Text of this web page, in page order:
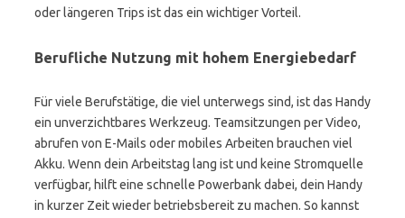
oder längeren Trips ist das ein wichtiger Vorteil.
Berufliche Nutzung mit hohem Energiebedarf
Für viele Berufstätige, die viel unterwegs sind, ist das Handy
ein unverzichtbares Werkzeug. Teamsitzungen per Video,
abrufen von E-Mails oder mobiles Arbeiten brauchen viel
Akku. Wenn dein Arbeitstag lang ist und keine Stromquelle
verfügbar, hilft eine schnelle Powerbank dabei, dein Handy
in kurzer Zeit wieder betriebsbereit zu machen. So kannst